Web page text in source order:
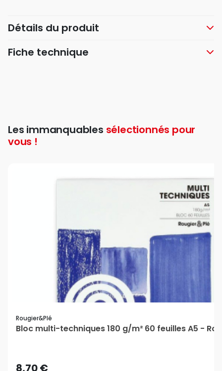
Détails du produit
Fiche technique
Les immanquables sélectionnés pour
vous !
Rougier&plé
Bloc multi-techniques 180 g/m² 60 feuilles A5 -
8,70 €